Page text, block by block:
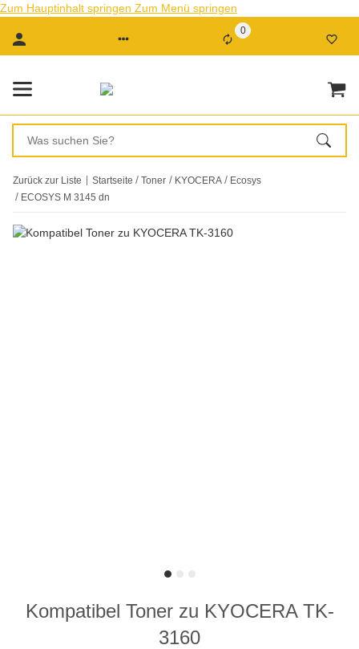
Zum Hauptinhalt springen Zum Menü springen
0
Zurück zur Liste Startseite Toner KYOCERA
Ecosys
ECOSYS M 3145 dn
Kompatibel Toner zu KYOCERA TK-
3160